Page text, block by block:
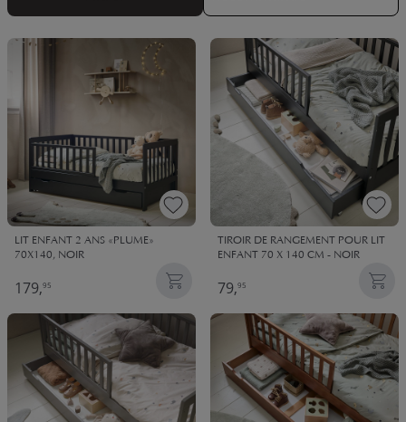
LIT ENFANT 2 ANS «PLUME»
70X140, NOIR
179,95
TIROIR DE RANGEMENT POUR LIT
ENFANT 70 X 140 CM - NOIR
79,95